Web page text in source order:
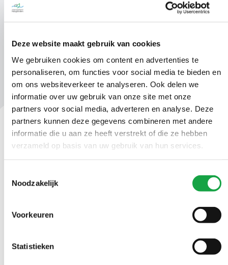
Deze website maakt gebruik van cookies
We gebruiken cookies om content en advertenties te
personaliseren, om functies voor social media te bieden en
om ons websiteverkeer te analyseren. Ook delen we
informatie over uw gebruik van onze site met onze
partners voor social media, adverteren en analyse. Deze
partners kunnen deze gegevens combineren met andere
informatie die u aan ze heeft verstrekt of die ze hebben
verzameld op basis van uw gebruik van hun services.
Noodzakelijk
Voorkeuren
Statistieken
Contact
(070) 21 899 00
Stuur ons een bericht